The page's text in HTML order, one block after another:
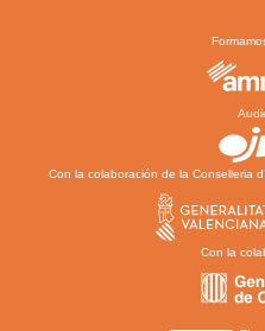
Con la colaboración de la Conselleria
Con la